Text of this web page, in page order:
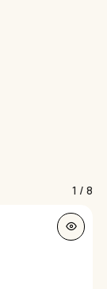
1 / 8